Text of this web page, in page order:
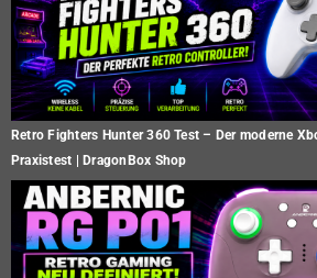
Retro Fighters Hunter 360 Test – Der moderne
Praxistest | DragonBox Shop